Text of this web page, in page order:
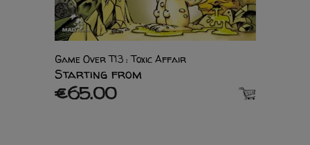
Game Over T13 : Toxic Affair
Starting from
€65.00